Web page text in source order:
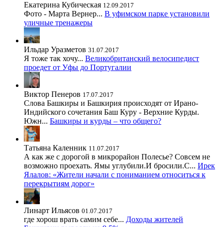
Екатерина Кубическая 12.09.2017
Фото - Марта Вернер... В уфимском парке установили
уличные тренажеры
Ильдар Уразметов 31.07.2017
Я тоже так хочу... Великобританский велосипедист
проедет от Уфы до Португалии
Виктор Пенеров 17.07.2017
Слова Башкиры и Башкирия происходят от Ирано-
Индийского сочетания Баш Куру - Верхние Курды.
Южн... Башкиры и курды – что общего?
Татьяна Каленник 11.07.2017
А как же с дорогой в микрорайон Полесье? Совсем не
возможно проехать. Ямы углубили.И бросили.С... Ирек
Ялалов: «Жители начали с пониманием относиться к
перекрытиям дорог»
Линарт Ильясов 01.07.2017
где хорош врать самим себе... Доходы жителей